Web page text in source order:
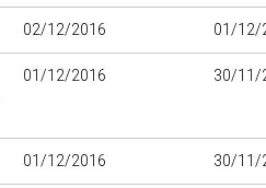
02/12/2016 01/12/
01/12/2016 30/11/
01/12/2016 30/11/